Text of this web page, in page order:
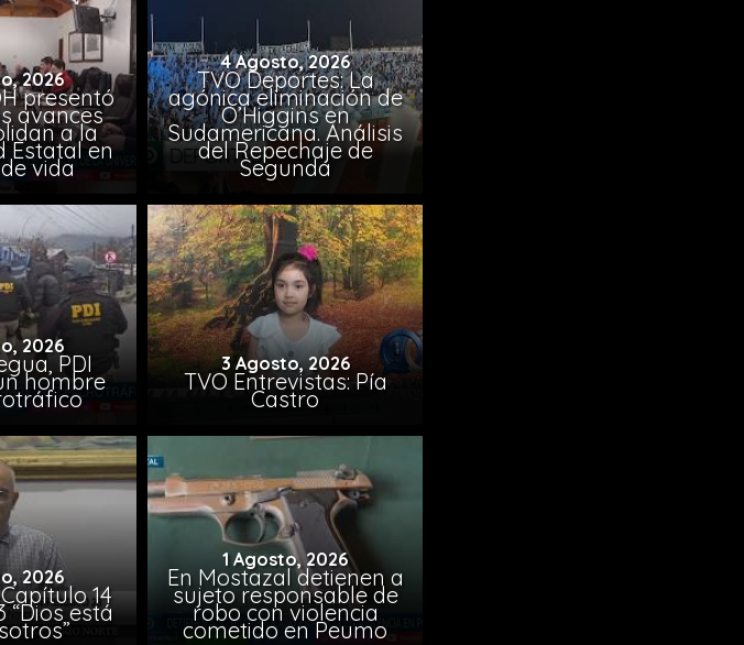
2026
presentó
avances
a la
Estatal en
vida
4 Agosto, 2026
TVO Deportes: La
agónica eliminación de
O’Higgins en
Sudamericana. Análisis
del Repechaje de
Segunda
2026
PDI
hombre
3 Agosto, 2026
TVO Entrevistas: Pía
Castro
2026
14
“Dios está
1 Agosto, 2026
En Mostazal detienen a
sujeto responsable de
robo con violencia
cometido en Peumo